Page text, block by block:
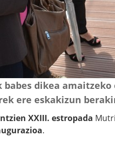
babes dikea
ere eskakizun
XXIII. estropada
.